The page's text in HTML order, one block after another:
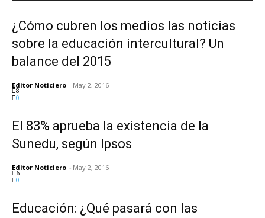
¿Cómo cubren los medios las noticias
sobre la educación intercultural? Un
balance del 2015
Editor Noticiero - May 2, 2016
8
0
El 83% aprueba la existencia de la
Sunedu, según Ipsos
Editor Noticiero - May 2, 2016
6
0
Educación: ¿Qué pasará con las